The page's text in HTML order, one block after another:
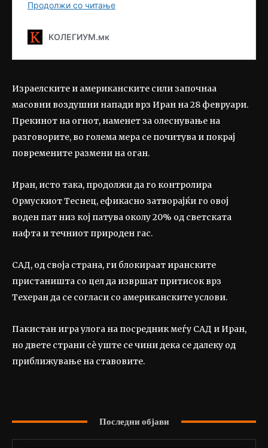
Израелските и американските сили започнаа
масовни воздушни напади врз Иран на 28 февруари.
Прекинот на огнот, наменет за олеснување на
разговорите, во голема мера се почитува и покрај
повремените размени на оган.
Иран, исто така, продолжи да го контролира
Ормускиот Теснец, ефикасно затворајќи го овој
воден пат низ кој патува околу 20% од светската
нафта и течниот природен гас.
САД, од своја страна, ги блокираат иранските
пристаништа со цел да извршат притисок врз
Техеран да се согласи со американските услови.
Пакистан игра улога на посредник меѓу САД и Иран,
но двете страни сè уште се чини дека се далеку од
приближување на ставовите.
Последни објави